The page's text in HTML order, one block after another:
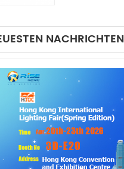
NACHRICHTEN